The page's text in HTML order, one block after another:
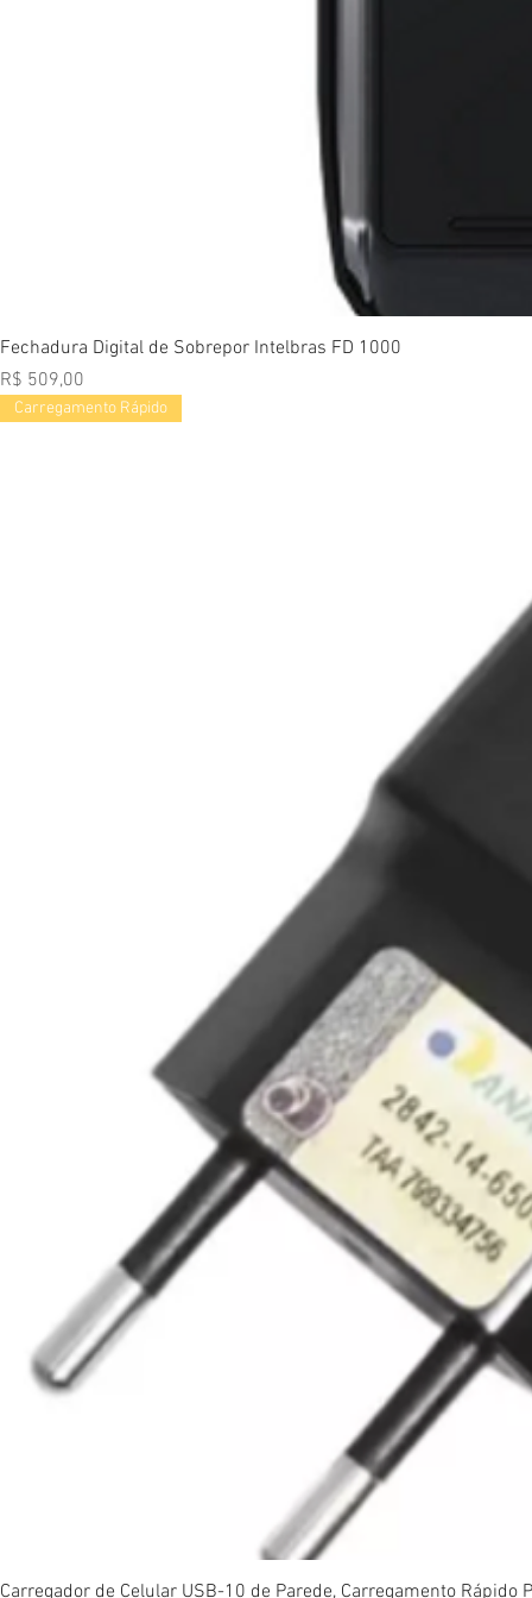
Fechadura Digital de Sobrepor Intelbras FD 1000
Preço
R$ 509,00
Carregamento Rápido
Carregador de Celular USB-10 de Parede, Carregamento Rápido